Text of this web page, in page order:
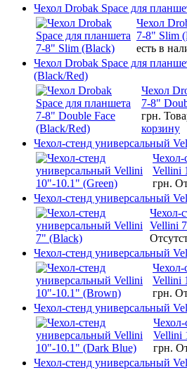
Чехол Drobak Space для
Чехол
7-8" Slim
есть в
Чехол Drobak Space для
(Black/Red)
Чехол
7-8"
грн.
корзину
Чехол-стенд универсальный
Чехол-
Vellini
грн.
Чехол-стенд универсальный
Чехол-
Vellini
Чехол-стенд универсальный
Чехол-
Vellini
грн.
Чехол-стенд универсальный
Vellini
грн.
Чехол-стенд универсальный